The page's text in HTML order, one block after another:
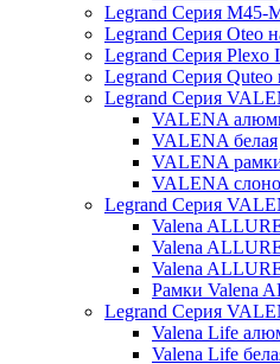
Legrand Серия M45-
Legrand Серия Oteo
Legrand Серия Plexo
Legrand Серия Quteo
Legrand Серия
VALENA
VALENA белая
VALENA
VALENA
Legrand Серия
Valena
Valena
Valena
Рамки Valena
Legrand Серия
Valena Life
Valena Life